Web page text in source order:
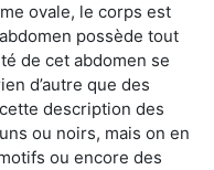
ovale, le corps est
possède tout
de cet abdomen se
d’autre que des
description des
ou noirs, mais on en
ou encore des